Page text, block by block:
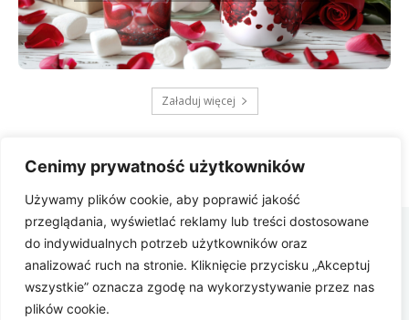
Cenimy prywatność użytkowników
Używamy plików cookie, aby poprawić jakość
przeglądania, wyświetlać reklamy lub treści dostosowane
do indywidualnych potrzeb użytkowników oraz
analizować ruch na stronie. Kliknięcie przycisku „Akceptuj
wszystkie” oznacza zgodę na wykorzystywanie przez nas
plików cookie.
Załaduj więcej
Zbygniew
COM
Polityka prywatności